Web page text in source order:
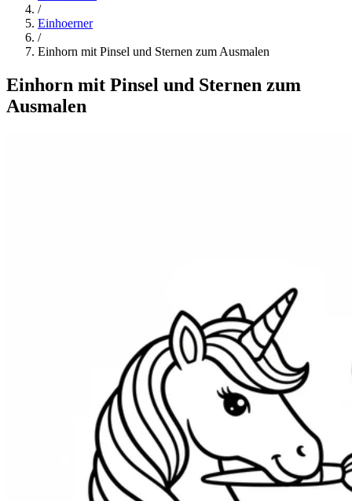
/
Einhoerner
/
Einhorn mit Pinsel und Sternen zum Ausmalen
Einhorn mit Pinsel und Sternen zum
Ausmalen